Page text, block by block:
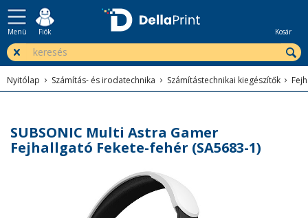
Menü Fiók Kosár
Nyitólap Számítás- és irodatechnika Számítástechnikai kiegészítők
SUBSONIC Multi Astra Gamer
Fejhallgató Fekete-fehér (SA5683-1)